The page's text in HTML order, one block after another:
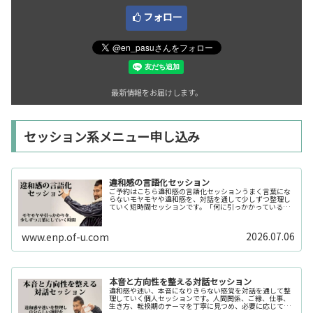
フォロー
最新情報をお届けします。
セッション系メニュー申し込み
違和感の言語化セッション
ご予約はこちら違和感の言語化セッションうまく言葉にな
らないモヤモヤや違和感を、対話を通して少しずつ整理し
ていく短時間セッションです。「何に引っかかっているの
か分からない」「今の自分の状態を整理したい」そんな時
www.enp.of-u.com 2026.07.06
本音と方向性を整える対話セッション
違和感や迷い、本音になりきらない感覚を対話を通して整
理していく個人セッションです。人間関係、ご縁、仕事、
生き方、転換期のテーマを丁寧に見つめ、必要に応じてカ